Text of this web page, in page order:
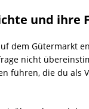
und ihre
dem Gütermarkt
nicht
führen, die du als